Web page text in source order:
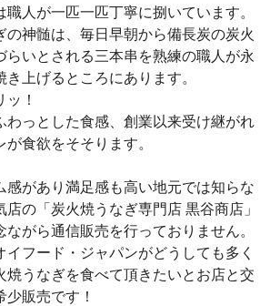
職人が一匹一匹丁寧に捌いています。
の神髄は、毎日早朝から備長炭の炭火
らいとされる三本串を熟練の職人が永
上げるところにあります。
！
わっとした食感、創業以来受け継がれ
食欲をそそります。
感があり満足感も高い地元では知らな
店の「炭火焼うなぎ専門店 黒谷商店」
がら通信販売を行っておりません。
イフード・ジャパンがどうしても多く
焼うなぎを食べて頂きたいとお店と交
販売です！